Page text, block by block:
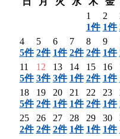
1
1件
2
1件
4
5件
5
2件
6
1件
7
2件
8
2件
9
1件
11
5件
12
3件
13
3件
14
1件
15
2件
16
1件
18
5件
19
2件
20
1件
21
1件
22
2件
23
1件
25
2件
26
2件
27
2件
28
1件
29
1件
30
1件